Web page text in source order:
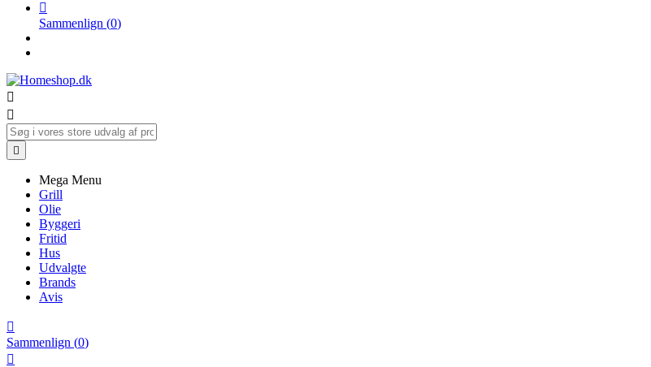

Sammenlign (0)



Mega Menu
Grill
Olie
Byggeri
Fritid
Hus
Udvalgte
Brands
Avis

Sammenlign (0)
